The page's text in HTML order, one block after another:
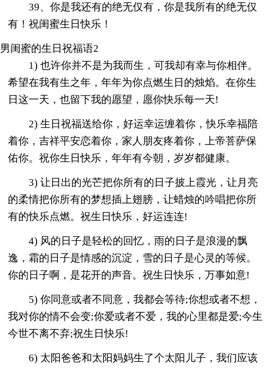
39、你是我还有的绝无仅有，你是我所有的绝无仅
有！祝闺蜜生日快乐！
男闺蜜的生日祝福语2
1) 也许你并不是为我而生，可我却有幸与你相伴。
希望在我有生之年，年年为你点燃生日的烛焰。在你生
日这一天，也留下我的愿望，愿你快乐每一天!
2) 生日祝福送给你，好运幸运缠着你，快乐幸福陪
着你，吉祥平安恋着你，家人朋友疼着你，上帝菩萨保
佑你。祝你生日快乐，年年有今朝，岁岁都健康。
3) 让日出的光芒把你所有的日子披上霞光，让月亮
的柔情把你所有的梦想插上翅膀，让蜡烛的吟唱把你所
有的快乐点燃。祝生日快乐，好运连连!
4) 风的日子是轻松的回忆，雨的日子是浪漫的飘
逸，霜的日子是情感的沉淀，雪的日子是心灵的等候。
你的日子啊，是花开的声音。祝生日快乐，万事如意!
5) 你同意或者不同意，我都会等待;你想或者不想，
我对你的情不会变;你爱或者不爱，我的心里都是爱;今生
今世不离不弃;祝生日快乐!
6) 太阳爸爸和太阳妈妈生了个太阳儿子，我们应该